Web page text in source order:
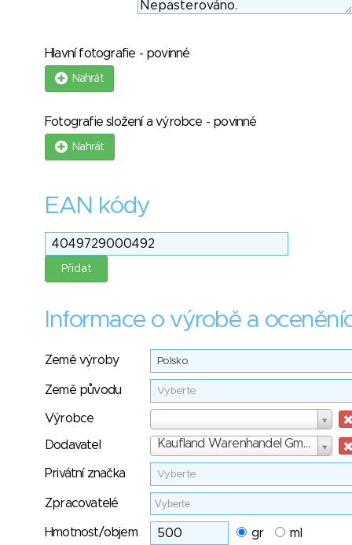
Hlavní fotografie - povinné
Nahrát
Fotografie složení a výrobce - povinné
Nahrát
EAN kódy
Informace o výrobě a
Země výroby Polsko
Země původu Vyberte
Výrobce
Dodavatel Kaufland Warenhandel GmbH & Co. KG
Dodavatel
Privátní značka Vyberte
Zpracovatelé
Hmotnost/objem gr
ml